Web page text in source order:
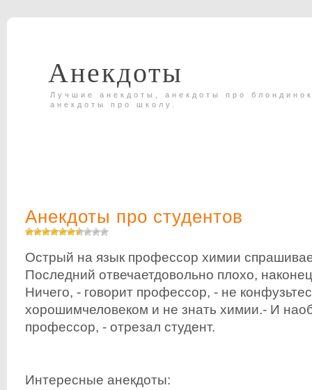
Анекдоты
Лучшие анекдоты, анекдоты про
анекдоты про школу.
Анекдоты про студентов
Острый на язык профессор химии
Последний отвечаетдовольно плохо,
Ничего, - говорит профессор, - не
хорошимчеловеком и не знать химии.- И
профессор, - отрезал студент.
Интересные анекдоты: